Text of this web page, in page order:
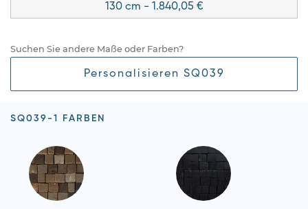
130 cm - 1.840,05 €
Suchen Sie andere Maße oder Farben?
Personalisieren SQ039
SQ039-1 FARBEN